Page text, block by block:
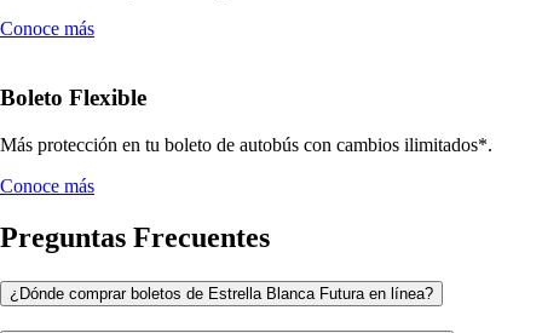
Conoce más
Boleto Flexible
Más protección en tu boleto de autobús con cambios ilimitados*.
Conoce más
Preguntas Frecuentes
¿Dónde comprar boletos de Estrella Blanca Futura en línea?